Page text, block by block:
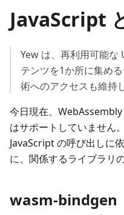
JavaScript
Yew は、再利用可能な
テンツを1か所に集め
術へのアクセスも維持
今日現在、
はサポートしていません
JavaScript の呼び出しに
に、関係するライブラリ
wasm-bindgen